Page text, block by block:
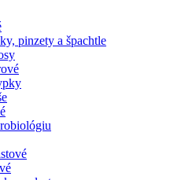
pinzety a špachtle